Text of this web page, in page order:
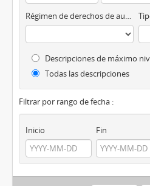
Régimen de derechos de autor
Descripciones de máximo
Todas las descripciones
Filtrar por rango de fecha :
Inicio Fin